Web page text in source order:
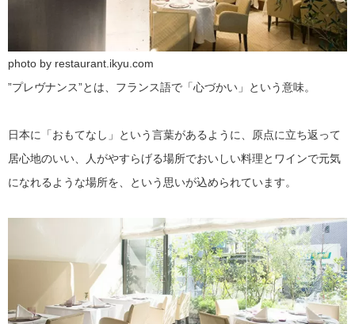
photo by restaurant.ikyu.com
”プレヴナンス”とは、フランス語で「心づかい」という意味。
日本に「おもてなし」という言葉があるように、原点に立ち返って
居心地のいい、人がやすらげる場所でおいしい料理とワインで元気
になれるような場所を、という思いが込められています。